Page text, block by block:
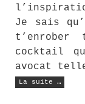
Je sais
cocktail
avocat
La suite …
«